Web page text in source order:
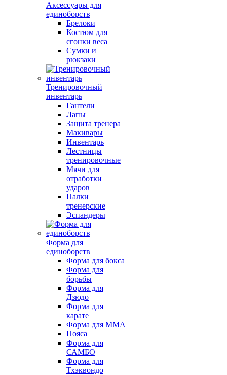
Аксессуары для
единоборств
Брелоки
Костюм для
сгонки веса
Сумки и
рюкзаки
Тренировочный
инвентарь
Гантели
Лапы
Защита тренера
Макивары
Инвентарь
Лестницы
тренировочные
Мячи для
отработки
ударов
Палки
тренерские
Эспандеры
Форма для
единоборств
Форма для бокса
Форма для
борьбы
Форма для
Дзюдо
Форма для
карате
Форма для MMA
Пояса
Форма для
САМБО
Форма для
Тхэквондо